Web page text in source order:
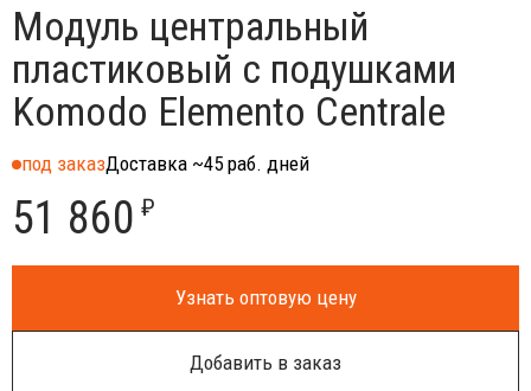
Модуль центральный
пластиковый с подушками
Komodo Elemento Centrale
под заказДоставка ~45 раб. дней
51 860 ₽
Узнать оптовую цену
Добавить в заказ